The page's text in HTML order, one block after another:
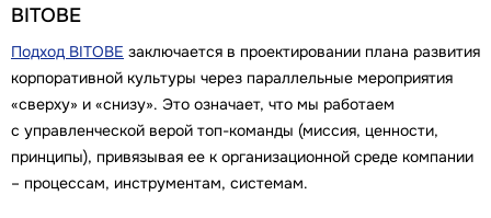
BITOBE
Подход BITOBE заключается в проектировании плана развития
корпоративной культуры через параллельные мероприятия
«сверху» и «снизу». Это означает, что мы работаем
с управленческой верой топ-команды (миссия, ценности,
принципы), привязывая ее к организационной среде компании
– процессам, инструментам, системам.